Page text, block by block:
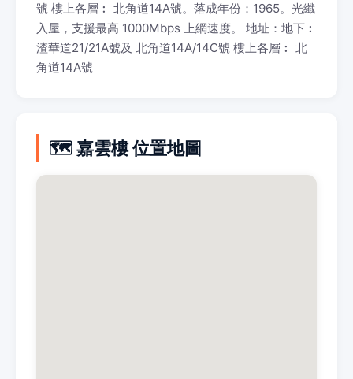
號 樓上各層︰ 北角道14A號。落成年份：1965。光纖
入屋，支援最高 1000Mbps 上網速度。 地址：地下︰
渣華道21/21A號及 北角道14A/14C號 樓上各層︰ 北
角道14A號
🗺️ 嘉雲樓 位置地圖